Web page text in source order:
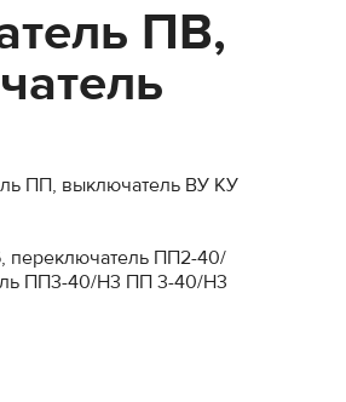
ПВ,
ПП, выключатель ВУ КУ
переключатель ПП2-40/
ПП3-40/Н3 ПП 3-40/Н3